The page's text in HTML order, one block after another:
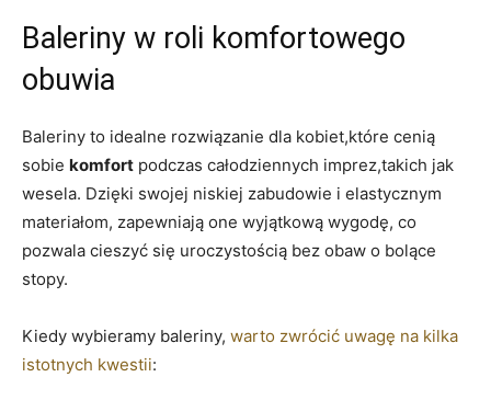
Baleriny w roli komfortowego
obuwia
Baleriny to idealne rozwiązanie dla kobiet,które cenią
sobie komfort podczas całodziennych imprez,takich jak
wesela. Dzięki swojej niskiej zabudowie i elastycznym
materiałom, zapewniają one wyjątkową wygodę, co
pozwala cieszyć się uroczystością bez obaw o bolące
stopy.
Kiedy wybieramy baleriny, warto zwrócić uwagę na kilka
istotnych kwestii: